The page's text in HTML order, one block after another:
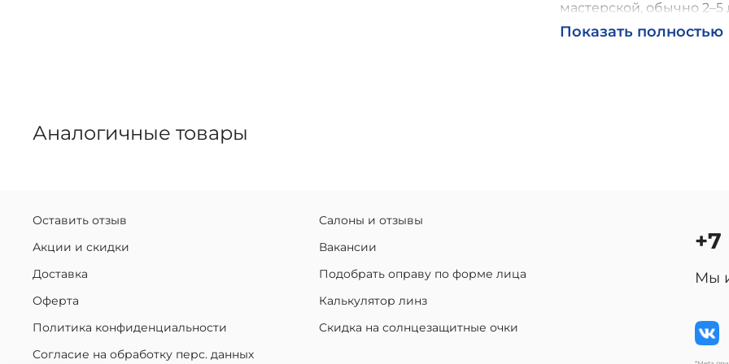
мастерской, обычно
Возможна доставка по
Показать полностью
Аналогичные товары
Оставить отзыв
Акции и скидки
Доставка
Оферта
Политика конфиденциальности
Согласие на обработку перс. данных
Салоны и отзывы
Вакансии
Подобрать оправу по форме лица
Калькулятор линз
Скидка на солнцезащитные очки
+7
Мы